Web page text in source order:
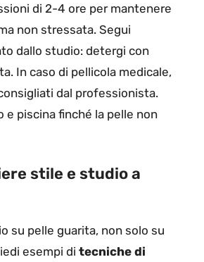
di 2-4 ore per mantenere
non stressata. Segui
dallo studio: detergi con
In caso di pellicola medicale,
dal professionista.
e piscina finché la pelle non
stile e studio a
su pelle guarita, non solo su
esempi di tecniche di